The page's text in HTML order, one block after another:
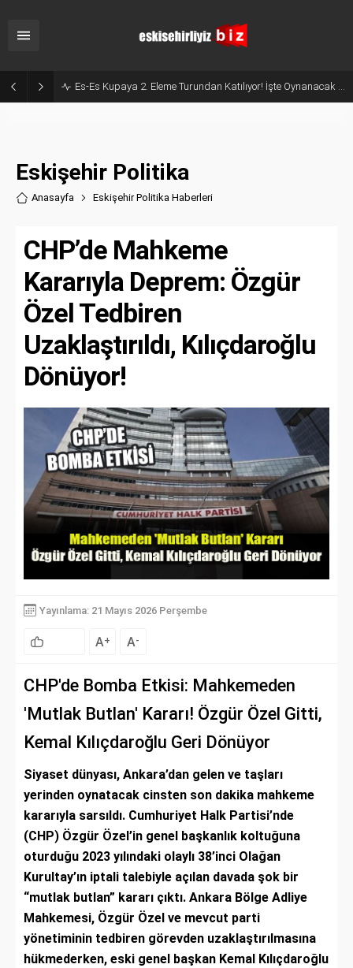
Milyonluk İhale, Sadece 30 Günlük Hizmet: Kentpark Yapay Plajı Açıldı!
Eskişehir Politika
Anasayfa Eskişehir Politika Haberleri
CHP’de Mahkeme
Kararıyla Deprem: Özgür
Özel Tedbiren
Uzaklaştırıldı, Kılıçdaroğlu
Dönüyor!
Yayınlama: 21 Mayıs 2026 Perşembe
A+ A-
CHP'de Bomba Etkisi: Mahkemeden
'Mutlak Butlan' Kararı! Özgür Özel Gitti,
Kemal Kılıçdaroğlu Geri Dönüyor
Siyaset dünyası, Ankara’dan gelen ve taşları
yerinden oynatacak cinsten son dakika mahkeme
kararıyla sarsıldı. Cumhuriyet Halk Partisi’nde
(CHP) Özgür Özel’in genel başkanlık koltuğuna
oturduğu 2023 yılındaki olaylı 38’inci Olağan
Kurultay’ın iptali talebiyle açılan davada şok bir
“mutlak butlan” kararı çıktı. Ankara Bölge Adliye
Mahkemesi, Özgür Özel ve mevcut parti
yönetiminin tedbiren görevden uzaklaştırılmasına
hükmederken, eski genel başkan Kemal Kılıçdaroğlu